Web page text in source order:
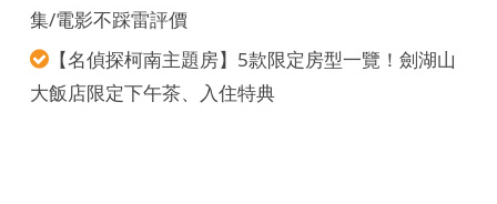
集/電影不踩雷評價
【名偵探柯南主題房】5款限定房型一覽！劍湖山
大飯店限定下午茶、入住特典